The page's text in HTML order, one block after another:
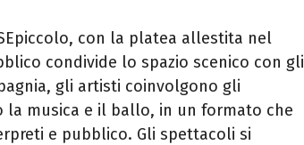
con la platea allestita nel
condivide lo spazio scenico con gli
gli artisti coinvolgono gli
musica e il ballo, in un formato che
e pubblico. Gli spettacoli si